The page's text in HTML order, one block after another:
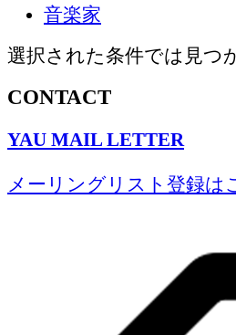
音楽家
選択された条件では見つ
CONTACT
YAU MAIL LETTER
メーリングリスト登録は